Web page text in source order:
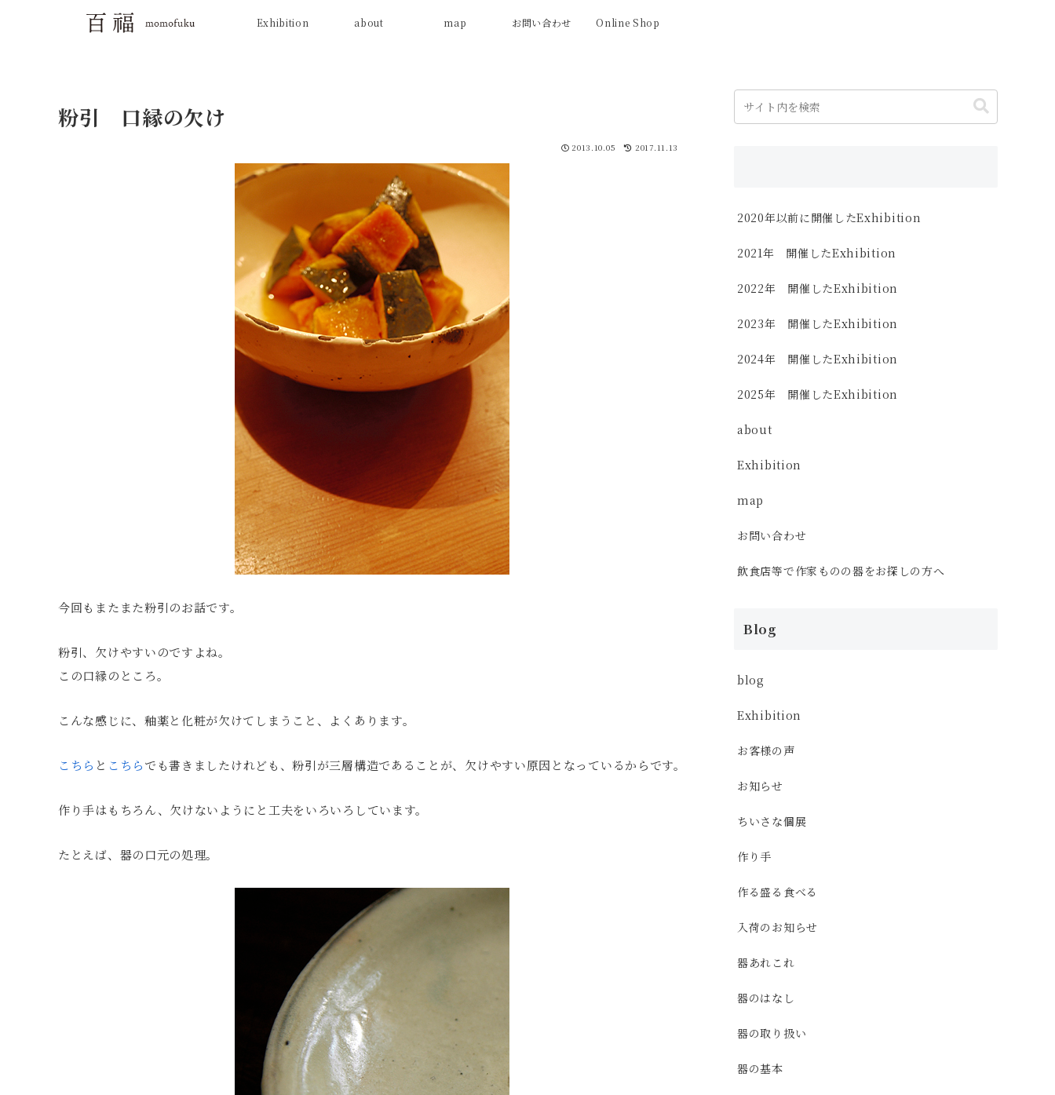
Exhibition about map お問い合わせ Online Shop
粉引 口縁の欠け
2013.10.05 2017.11.13
今回もまたまた粉引のお話です。
粉引、欠けやすいのですよね。
この口縁のところ。
こんな感じに、釉薬と化粧が欠けてしまうこと、よくあります。
こちら と こちらでも書きましたけれども、粉引が三層構造であることが、欠けやすい原因となっているからです。
作り手はもちろん、欠けないようにと工夫をいろいろしています。
たとえば、器の口元の処理。
2020年以前に開催したExhibition
2021年 開催したExhibition
2022年 開催したExhibition
2023年 開催したExhibition
2024年 開催したExhibition
2025年 開催したExhibition
about
Exhibition
map
お問い合わせ
飲食店等で作家ものの器をお探しの方へ
Blog
blog
Exhibition
お客様の声
お知らせ
ちいさな個展
作り手
作る盛る食べる
入荷のお知らせ
器あれこれ
器のはなし
器の取り扱い
器の基本